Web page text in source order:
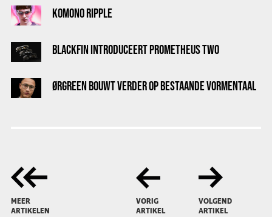
KOMONO RIPPLE
BLACKFIN INTRODUCEERT PROMETHEUS TWO
ØRGREEN BOUWT VERDER OP BESTAANDE VORMENTAAL
MEER
ARTIKELEN
VORIG
ARTIKEL
VOLGEND
ARTIKEL